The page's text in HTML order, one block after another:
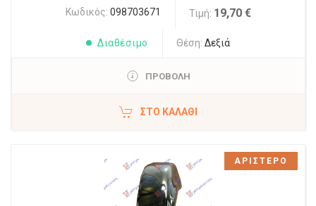
Κωδικός: 098703671 Τιμή: 19,70 €
Διαθέσιμο Θέση: Δεξιά
ΠΡΟΒΟΛΗ
ΣΤΟ ΚΑΛΆΘΙ
ΑΡΙΣΤΕΡΟ